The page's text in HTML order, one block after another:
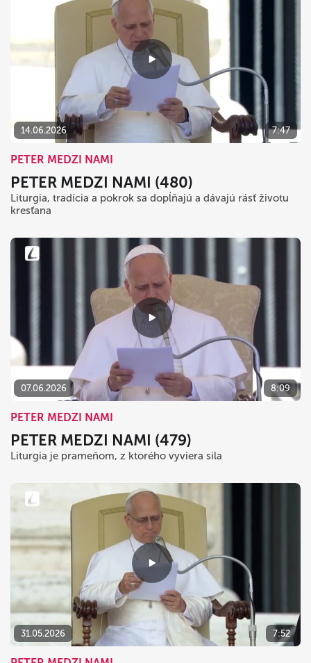
14.06.2026 7:47
PETER MEDZI NAMI
PETER MEDZI NAMI (480)
Liturgia, tradícia a pokrok sa dopĺňajú a dávajú rásť životu
kresťana
07.06.2026 8:09
PETER MEDZI NAMI
PETER MEDZI NAMI (479)
Liturgia je prameňom, z ktorého vyviera sila
31.05.2026 7:52